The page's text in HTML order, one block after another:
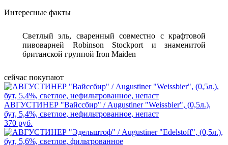
Интересные факты
Светлый эль, сваренный совместно с крафтовой
пивоварней Robinson Stockport и знаменитой
британской группой Iron Maiden
сейчас покупают
АВГУСТИНЕР "Вайссбир" / Augustiner "Weissbier", (0,5л.),
бут, 5,4%, светлое, нефильтрованное, непаст
370 руб.